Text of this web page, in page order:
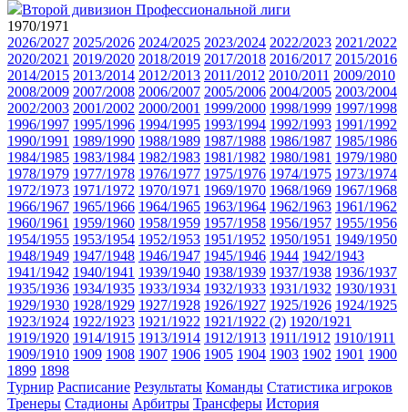
Второй дивизион Профессиональной лиги
1970/1971
2026/2027 2025/2026 2024/2025 2023/2024 2022/2023 2021/2022
2020/2021 2019/2020 2018/2019 2017/2018 2016/2017 2015/2016
2014/2015 2013/2014 2012/2013 2011/2012 2010/2011 2009/2010
2008/2009 2007/2008 2006/2007 2005/2006 2004/2005 2003/2004
2002/2003 2001/2002 2000/2001 1999/2000 1998/1999 1997/1998
1996/1997 1995/1996 1994/1995 1993/1994 1992/1993 1991/1992
1990/1991 1989/1990 1988/1989 1987/1988 1986/1987 1985/1986
1984/1985 1983/1984 1982/1983 1981/1982 1980/1981 1979/1980
1978/1979 1977/1978 1976/1977 1975/1976 1974/1975 1973/1974
1972/1973 1971/1972 1970/1971 1969/1970 1968/1969 1967/1968
1966/1967 1965/1966 1964/1965 1963/1964 1962/1963 1961/1962
1960/1961 1959/1960 1958/1959 1957/1958 1956/1957 1955/1956
1954/1955 1953/1954 1952/1953 1951/1952 1950/1951 1949/1950
1948/1949 1947/1948 1946/1947 1945/1946 1944 1942/1943
1941/1942 1940/1941 1939/1940 1938/1939 1937/1938 1936/1937
1935/1936 1934/1935 1933/1934 1932/1933 1931/1932 1930/1931
1929/1930 1928/1929 1927/1928 1926/1927 1925/1926 1924/1925
1923/1924 1922/1923 1921/1922 1921/1922 (2) 1920/1921
1919/1920 1914/1915 1913/1914 1912/1913 1911/1912 1910/1911
1909/1910 1909 1908 1907 1906 1905 1904 1903 1902 1901 1900
1899 1898
Турнир Расписание Результаты Команды Статистика игроков
Тренеры Стадионы Арбитры Трансферы История